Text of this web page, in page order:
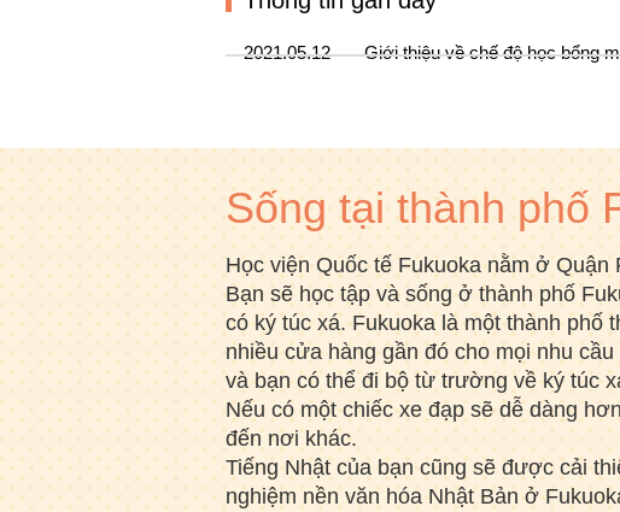
2021.05.12
Giới thiệu về chế độ học bổng
Sống tại thành phố
Học viện Quốc tế Fukuoka nằm ở Quận
Bạn sẽ học tập và sống ở thành phố
có ký túc xá. Fukuoka là một thành phố
nhiều cửa hàng gần đó cho mọi nhu
và bạn có thể đi bộ từ trường về ký túc
Nếu có một chiếc xe đạp sẽ dễ dàng
đến nơi khác.
Tiếng Nhật của bạn cũng sẽ được cải
nghiệm nền văn hóa Nhật Bản ở